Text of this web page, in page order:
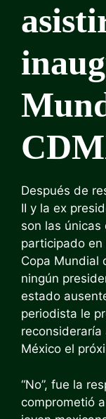
Después de
II y la ex
son las
participado en
Copa Mundial
ningún
estado
periodista le
México el
“No”, fue la
comprometió